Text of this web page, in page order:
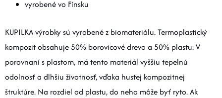
vyrobené vo Fínsku
KUPILKA výrobky sú vyrobené z biomateriálu. Termoplastický
kompozit obsahuje 50% borovicové drevo a 50% plastu. V
porovnaní s plastom, má tento materiál vyššiu tepelnú
odolnosť a dlhšiu životnosť, vďaka hustej kompozitnej
štruktúre. Na rozdiel od plastu, do neho môže byť ryto. Ak